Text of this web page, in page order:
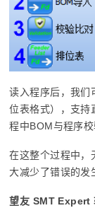
读入程序后，我们
位表格式），支持
程中BOM与程序校
在这整个过程中，
大减少了错误的发
望友 SMT Expert